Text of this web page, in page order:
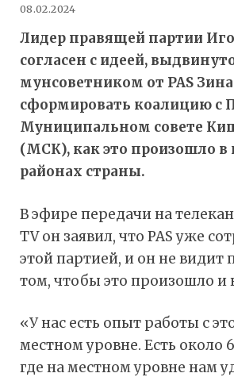
08.02.2024
Лидер правящей партии
согласен с идеей,
мунсоветником от PAS
сформировать коалицию с
Муниципальном совете
(МСК), как это произошло в
районах страны.
В эфире передачи на
TV он заявил, что PAS уже
этой партией, и он не видит
том, чтобы это произошло и
«У нас есть опыт работы с
местном уровне. Есть около
где на местном уровне нам